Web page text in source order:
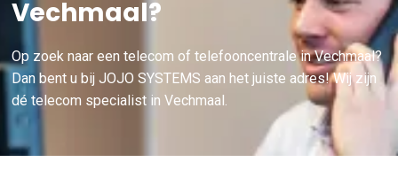
Vechmaal?
Op zoek naar een telecom of telefooncentrale in Vechmaal?
Dan bent u bij JOJO SYSTEMS aan het juiste adres! Wij zijn
dé telecom specialist in Vechmaal.